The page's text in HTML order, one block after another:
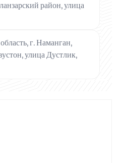
район, улица
г. Наманган,
улица Дустлик,